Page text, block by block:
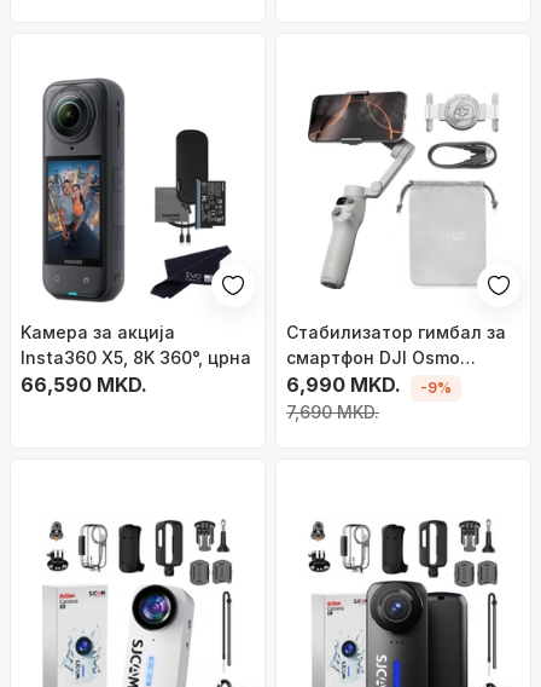
Kамера за акција
Insta360 X5, 8K 360°, црна
66,590 MKD.
Стабилизатор гимбал за
смартфон DJI Osmo
Mobile 7, ActiveTrack 7.0,
батерија 10 часа, сива
6,990 MKD.
7,690 MKD.
-9%